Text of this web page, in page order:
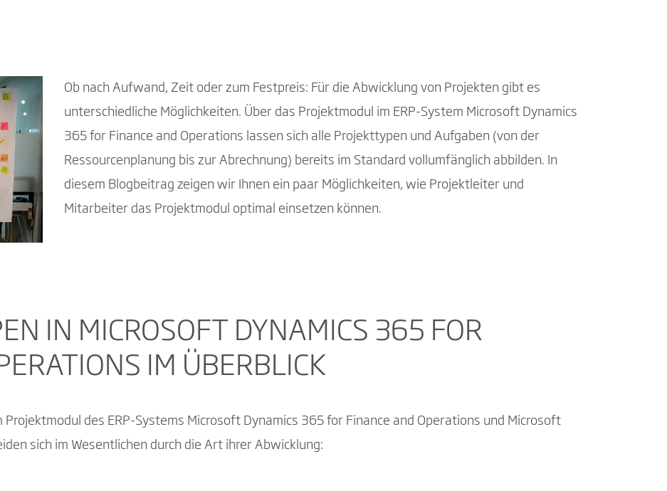
Ob nach Aufwand, Zeit oder zum Festpreis: Für die Abwicklung von Projekten gibt es
unterschiedliche Möglichkeiten. Über das Projektmodul im ERP-System Microsoft Dynamics
365 for Finance and Operations lassen sich alle Projekttypen und Aufgaben (von der
Ressourcenplanung bis zur Abrechnung) bereits im Standard vollumfänglich abbilden. In
diesem Blogbeitrag zeigen wir Ihnen ein paar Möglichkeiten, wie Projektleiter und
Mitarbeiter das Projektmodul optimal einsetzen können.
IN MICROSOFT DYNAMICS 365 FOR
IM ÜBERBLICK
Projektmodul des ERP-Systems Microsoft Dynamics 365 for Finance and Operations und Microsoft
sich im Wesentlichen durch die Art ihrer Abwicklung: